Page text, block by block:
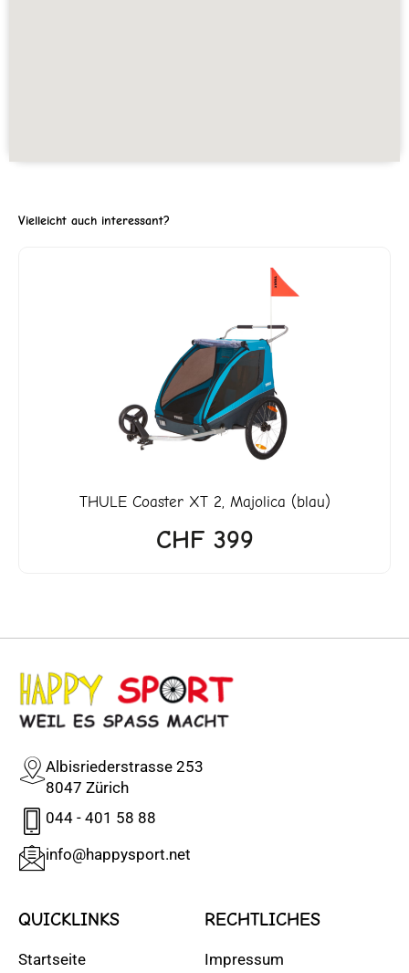
Vielleicht auch interessant?
THULECoaster XT 2, Majolica (blau)
CHF399
Albisriederstrasse 253
8047 Zürich
044 - 401 58 88
info@happysport.net
QUICKLINKS
Startseite
RECHTLICHES
Impressum